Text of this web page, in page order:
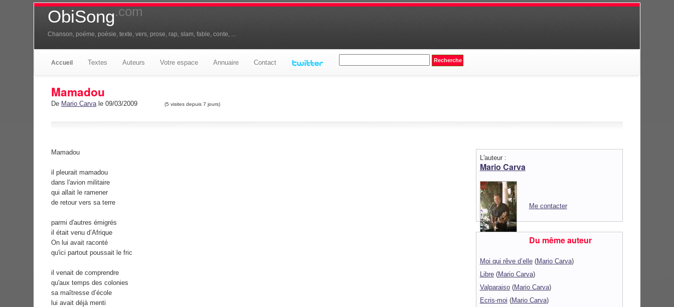
ObiSong.com
Chanson, poéme, poésie, texte, vers, prose, rap, slam, fable, conte, ...
Accueil Textes Auteurs Votre espace Annuaire Contact
Mamadou
De Mario Carvale 09/03/2009 (5 visites depuis 7 jours)
Mamadou
il pleurait mamadou
dans l'avion militaire
qui allait le ramener
de retour vers sa terre
parmi d'autres émigrés
il était venu d’Afrique
On lui avait raconté
qu'ici partout poussait le fric
il venait de comprendre
qu'aux temps des colonies
sa maîtresse d’école
lui avait déjà menti
L'auteur :
Mario Carva
Me contacter
Du même auteur
Moi qui rêve d’elle(Mario Carva)
Libre(Mario Carva)
Valparaiso(Mario Carva)
Ecris-moi (Mario Carva)